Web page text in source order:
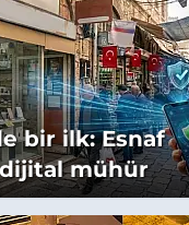
bir ilk: Esnaf
dijital mühür